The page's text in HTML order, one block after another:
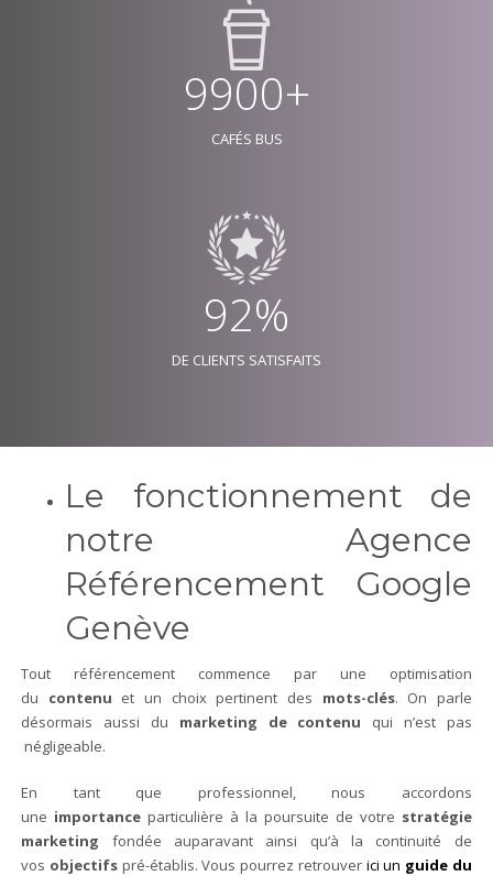
9900+
CAFÉS BUS
92%
DE CLIENTS SATISFAITS
Le fonctionnement de
notre Agence
Référencement Google
Genève
Tout référencement commence par une optimisation
du contenu et un choix pertinent des mots-clés. On parle
désormais aussi du marketing de contenu qui n’est pas
négligeable.
En tant que professionnel, nous accordons
une importanceparticulière à la poursuite de votre stratégie
marketing fondée auparavant ainsi qu’à la continuité de
vos objectifs pré-établis. Vous pourrez retrouver ici un guide du